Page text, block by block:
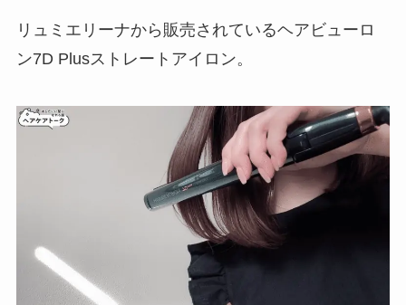
リュミエリーナから販売されているヘアビューロ
ン7D Plusストレートアイロン。